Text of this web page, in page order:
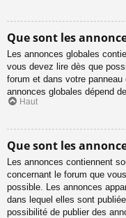
Que sont les
Les annonces globales
vous devez lire dès que
forum et dans votre panneau
annonces globales dépend
Haut
Que sont les
Les annonces contiennent
concernant le forum que
possible. Les annonces
dans lequel elles sont
possibilité de publier des